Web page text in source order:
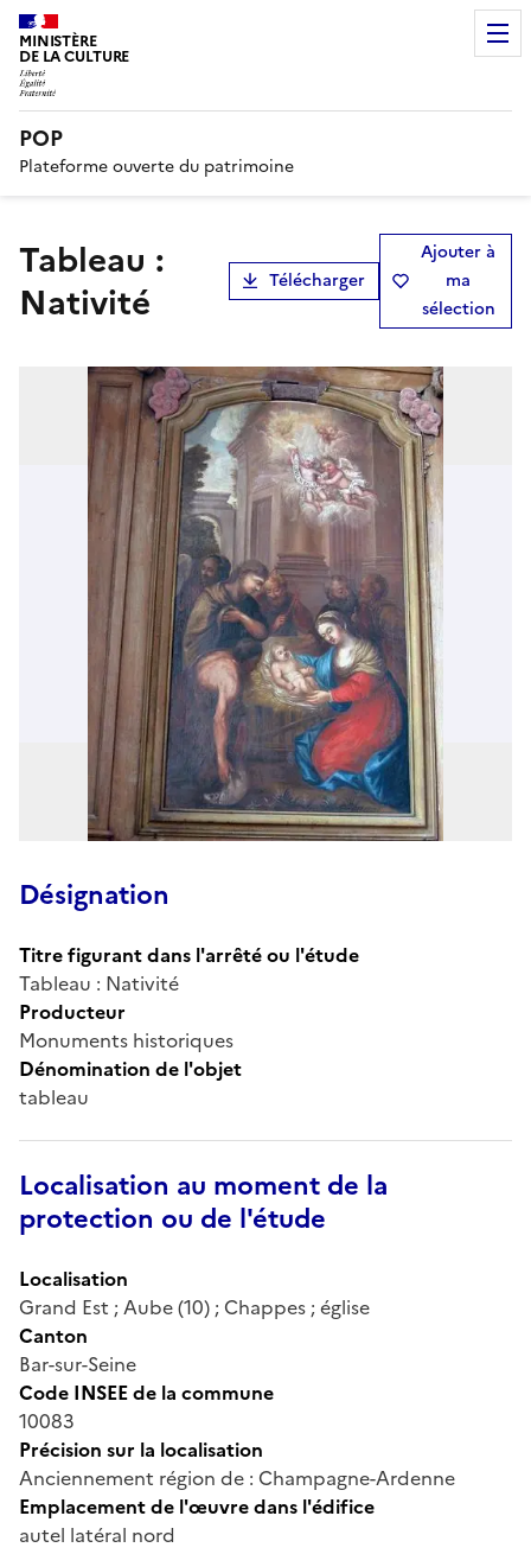
MINISTÈRE
DE LA CULTURE
POP
Plateforme ouverte du patrimoine
Tableau :
Nativité
Télécharger
Ajouter à
ma
sélection
Désignation
Titre figurant dans l'arrêté ou l'étude
Tableau : Nativité
Producteur
Monuments historiques
Dénomination de l'objet
tableau
Localisation au moment de la
protection ou de l'étude
Localisation
Grand Est ; Aube (10) ; Chappes ; église
Canton
Bar-sur-Seine
Code INSEE de la commune
10083
Précision sur la localisation
Anciennement région de : Champagne-Ardenne
Emplacement de l'œuvre dans l'édifice
autel latéral nord